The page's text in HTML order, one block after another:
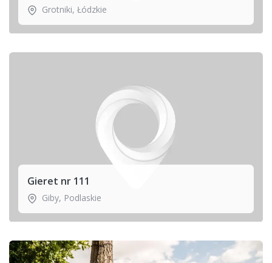
Grotniki, Łódzkie
Gieret nr 111
Giby, Podlaskie